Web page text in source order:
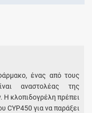
ένας από τους
αναστολέας της
κλοπιδογρέλη πρέπει
CYP450 για να παράξει